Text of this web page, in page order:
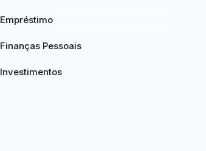
Empréstimo
Finanças Pessoais
Investimentos